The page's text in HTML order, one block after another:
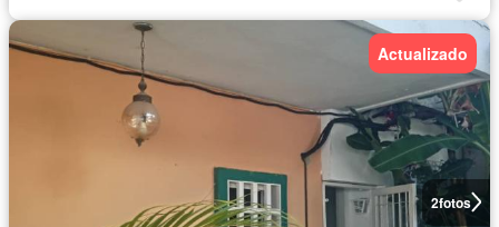
2fotos
Actualizado